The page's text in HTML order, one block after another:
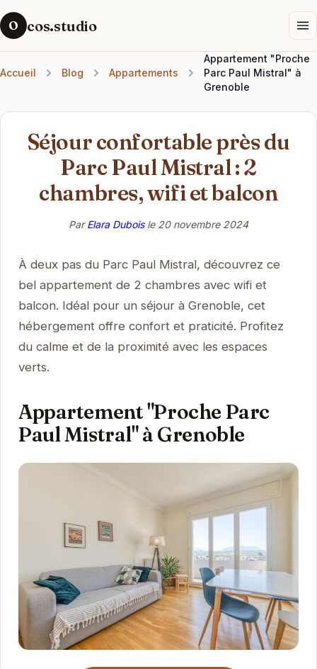
O cos.studio
Accueil Blog Appartements
Appartement "Proche
Parc Paul Mistral" à
Grenoble
Séjour confortable près du
Parc Paul Mistral : 2
chambres, wifi et balcon
ParElara Duboisle 20 novembre 2024
À deux pas du Parc Paul Mistral, découvrez ce
bel appartement de 2 chambres avec wifi et
balcon. Idéal pour un séjour à Grenoble, cet
hébergement offre confort et praticité. Profitez
du calme et de la proximité avec les espaces
verts.
Appartement "Proche Parc
Paul Mistral" à Grenoble